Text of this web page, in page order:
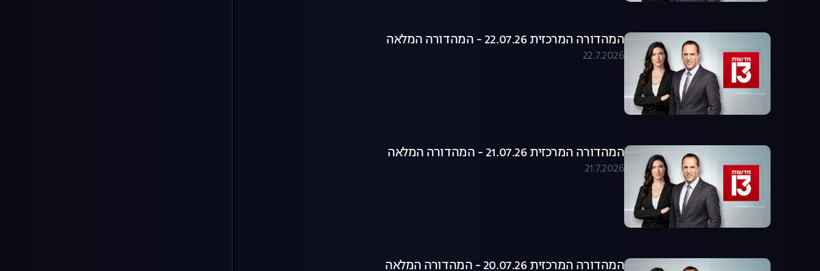
המהדורה המרכזית 22.07.26 - המהדורה המלאה
22.7.2026
המהדורה המרכזית 21.07.26 - המהדורה המלאה
21.7.2026
המהדורה המרכזית 20.07.26 - המהדורה המלאה